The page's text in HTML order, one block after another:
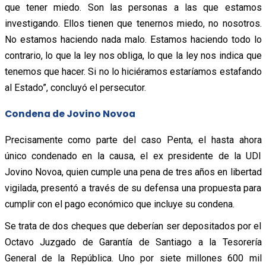
que tener miedo. Son las personas a las que estamos
investigando. Ellos tienen que tenernos miedo, no nosotros.
No estamos haciendo nada malo. Estamos haciendo todo lo
contrario, lo que la ley nos obliga, lo que la ley nos indica que
tenemos que hacer. Si no lo hiciéramos estaríamos estafando
al Estado”, concluyó el persecutor.
Condena de Jovino Novoa
Precisamente como parte del caso Penta, el hasta ahora
único condenado en la causa, el ex presidente de la UDI
Jovino Novoa, quien cumple una pena de tres años en libertad
vigilada, presentó a través de su defensa una propuesta para
cumplir con el pago económico que incluye su condena.
Se trata de dos cheques que deberían ser depositados por el
Octavo Juzgado de Garantía de Santiago a la Tesorería
General de la República. Uno por siete millones 600 mil